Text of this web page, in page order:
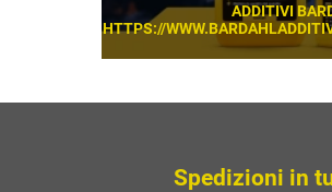
ADDITIVI
HTTPS://
Spedizioni in